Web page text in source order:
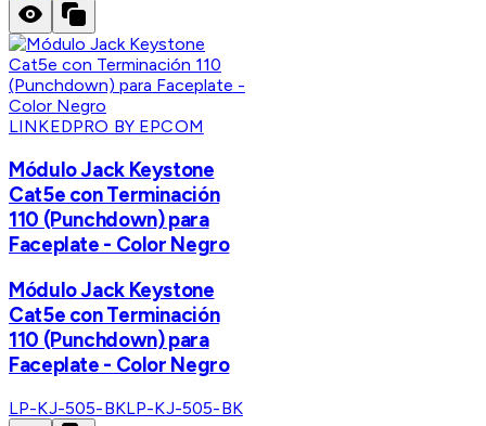
LINKEDPRO BY EPCOM
Módulo Jack Keystone
Cat5e con Terminación
110 (Punchdown) para
Faceplate - Color Negro
Módulo Jack Keystone
Cat5e con Terminación
110 (Punchdown) para
Faceplate - Color Negro
LP-KJ-505-BKLP-KJ-505-BK